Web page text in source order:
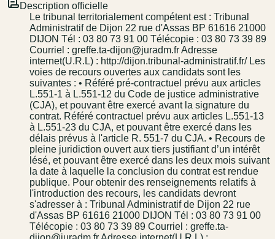
Description officielle
Le tribunal territorialement compétent est : Tribunal
Administratif de Dijon 22 rue d'Assas BP 61616 21000
DIJON Tél : 03 80 73 91 00 Télécopie : 03 80 73 39 89
Courriel : greffe.ta-dijon@juradm.fr Adresse
internet(U.R.L) : http://dijon.tribunal-administratif.fr/ Les
voies de recours ouvertes aux candidats sont les
suivantes : • Référé pré-contractuel prévu aux articles
L.551-1 à L.551-12 du Code de justice administrative
(CJA), et pouvant être exercé avant la signature du
contrat. Référé contractuel prévu aux articles L.551-13
à L.551-23 du CJA, et pouvant être exercé dans les
délais prévus à l'article R. 551-7 du CJA. • Recours de
pleine juridiction ouvert aux tiers justifiant d’un intérêt
lésé, et pouvant être exercé dans les deux mois suivant
la date à laquelle la conclusion du contrat est rendue
publique. Pour obtenir des renseignements relatifs à
l'introduction des recours, les candidats devront
s'adresser à : Tribunal Administratif de Dijon 22 rue
d'Assas BP 61616 21000 DIJON Tél : 03 80 73 91 00
Télécopie : 03 80 73 39 89 Courriel : greffe.ta-